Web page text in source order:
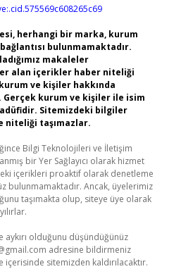
herhangi bir marka, kurum
bulunmamaktadır.
makaleler
alan içerikler haber niteliği
ve kişiler hakkında
Gerçek kurum ve kişiler ile isim
Sitemizdeki bilgiler
niteliği taşımazlar.
Bilgi Teknolojileri ve İletişim
bir Yer Sağlayıcı olarak hizmet
içerikleri proaktif olarak denetleme
bulunmamaktadır. Ancak, üyelerimiz
taşımakta olup, siteye üye olarak
olduğunu düşündüğünüz
adresine bildirmeniz
sitemizden kaldırılacaktır.